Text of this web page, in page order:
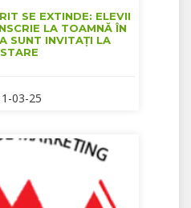
SE EXTINDE: ELEVII
LA TOAMNĂ ÎN
SUNT INVITAȚI LA
03-25